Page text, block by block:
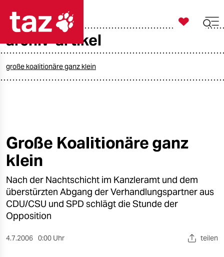
taz zahl ich
öko
gesellschaft
kultur
sport

taz zahl ich
archiv-artikel
große koalitionäre ganz klein
Große Koalitionäre ganz
klein
Nach der Nachtschicht im Kanzleramt und dem
überstürzten Abgang der Verhandlungspartner aus
CDU/CSU und SPD schlägt die Stunde der
Opposition
4.7.2006 0:00 Uhr teilen